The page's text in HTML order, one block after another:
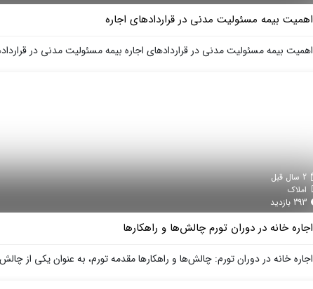
اهمیت بیمه مسئولیت مدنی در قراردادهای اجاره
اهمیت بیمه مسئولیت مدنی در قراردادهای اجاره بیمه مسئولیت مدنی در
املاک
اجاره خانه در دوران تورم چالش‌ها و راهکارها
اجاره خانه در دوران تورم: چالش‌ها و راهکارها مقدمه تورم، به عنوان یکی از